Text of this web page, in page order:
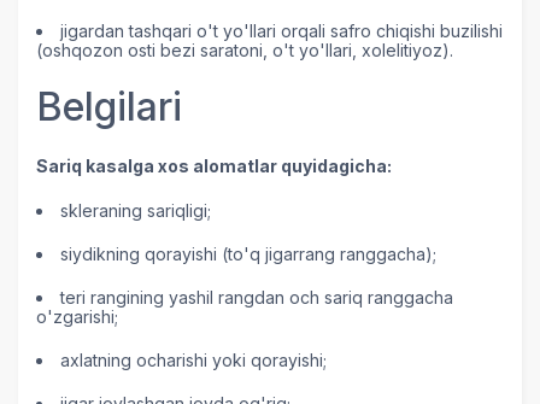
jigardan tashqari o't yo'llari orqali safro chiqishi buzilishi
(oshqozon osti bezi saratoni, o't yo'llari, xolelitiyoz).
Belgilari
Sariq kasalga xos alomatlar quyidagicha:
skleraning sariqligi;
siydikning qorayishi (to'q jigarrang ranggacha);
teri rangining yashil rangdan och sariq ranggacha
o'zgarishi;
axlatning ocharishi yoki qorayishi;